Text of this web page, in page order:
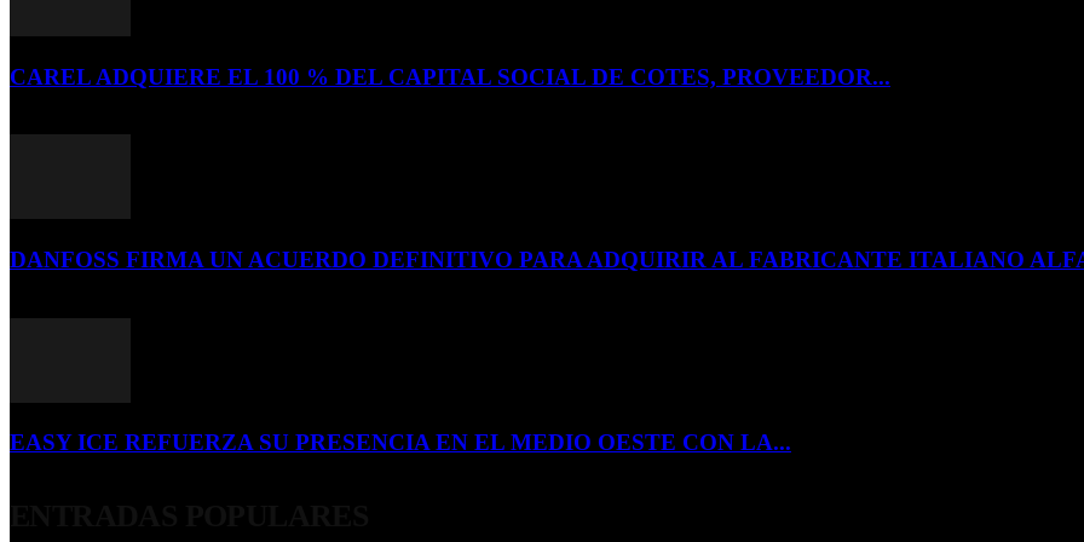
CAREL ADQUIERE EL 100 % DEL CAPITAL SOCIAL DE COTES, PROVEEDOR...
DANFOSS FIRMA UN ACUERDO DEFINITIVO PARA ADQUIRIR AL FABRICANTE ITALIANO
EASY ICE REFUERZA SU PRESENCIA EN EL MEDIO OESTE CON LA...